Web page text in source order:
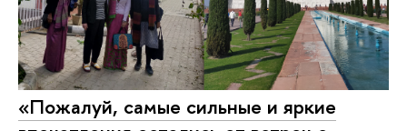
«Пожалуй, самые сильные и яркие